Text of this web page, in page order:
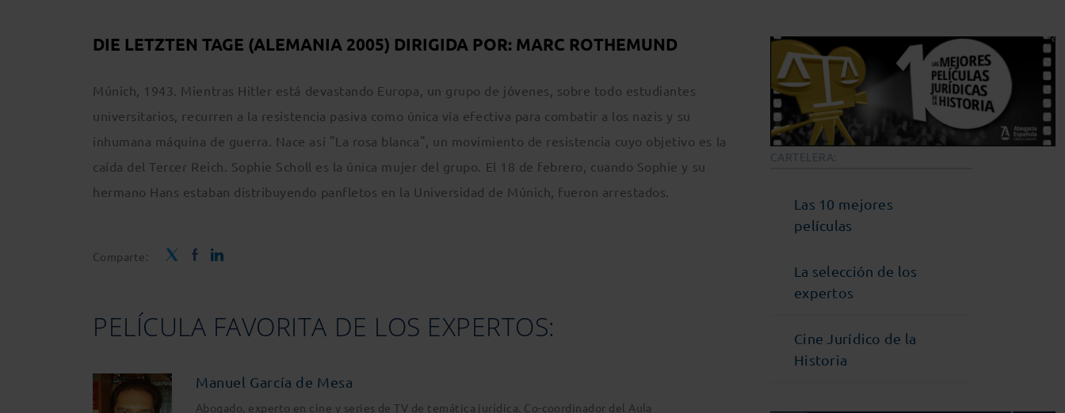
DIE LETZTEN TAGE (ALEMANIA 2005) DIRIGIDA POR: MARC ROTHEMUND
Múnich, 1943. Mientras Hitler está devastando Europa, un grupo de jóvenes, sobre todo estudiantes
universitarios, recurren a la resistencia pasiva como única vía efectiva para combatir a los nazis y su
inhumana máquina de guerra. Nace así "La rosa blanca", un movimiento de resistencia cuyo objetivo es la
caída del Tercer Reich. Sophie Scholl es la única mujer del grupo. El 18 de febrero, cuando Sophie y su
hermano Hans estaban distribuyendo panfletos en la Universidad de Múnich, fueron arrestados.
Comparte:
PELÍCULA FAVORITA DE LOS EXPERTOS:
Manuel García de Mesa
Abogado, experto en cine y series de TV de temática jurídica. Co-coordinador del Aula
CARTELERA:
Las 10 mejores
películas
La selección de los
expertos
Cine Jurídico de la
Historia